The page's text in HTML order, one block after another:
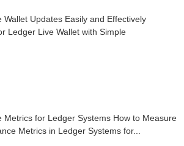
Updates Easily and Effectively
Ledger Live Wallet with Simple
Metrics for Ledger Systems How to Measure
Metrics in Ledger Systems for...